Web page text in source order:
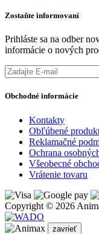
Zostaňte informovaní
Prihláste sa na odber
informácie o nových
Obchodné informácie
Kontakty
Obľúbené
Reklamačné
Ochrana
Všeobecné
Vrátenie tovaru
Copyright © 2026
zavrieť